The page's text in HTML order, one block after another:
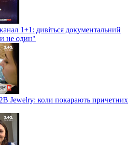
1+1: дивіться документальний
не один"
Jewelry: коли покарають причетних